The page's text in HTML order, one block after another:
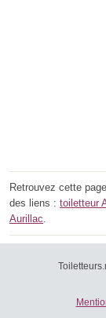
Retrouvez cette
des liens : toiletteur
Aurillac.